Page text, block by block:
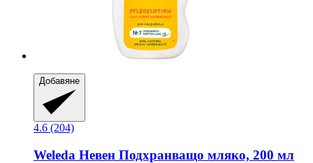
Добавяне
4.6 (204)
Weleda Невен Подхранващо мляко, 200 мл